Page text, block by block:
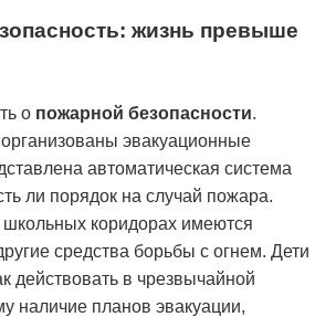
жизнь превыше
о пожарной безопасности.
эвакуационные
автоматическая система
ли порядок на случай пожара.
школьных коридорах имеются
средства борьбы с огнем. Дети
действовать в чрезвычайной
наличие планов эвакуации,